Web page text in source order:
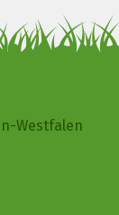
Westfalen